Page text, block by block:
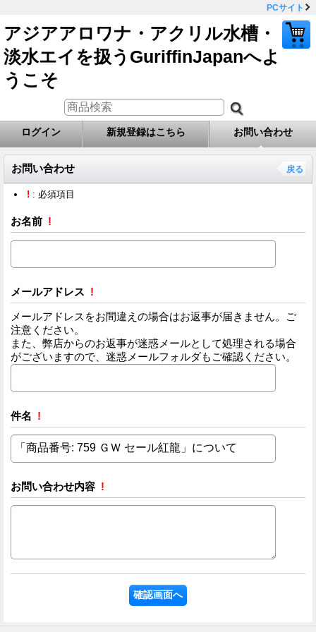
PCサイト
アジアアロワナ・アクリル水槽・
淡水エイを扱うGuriffinJapanへよ
うこそ
ログイン 新規登録はこちら お問い合わせ
お問い合わせ 戻る
! : 必須項目
お名前 !
メールアドレス !
メールアドレスをお間違えの場合はお返事が届きません。ご
注意ください。
また、弊店からのお返事が迷惑メールとして処理される場合
がございますので、迷惑メールフォルダもご確認ください。
件名 !
お問い合わせ内容 !